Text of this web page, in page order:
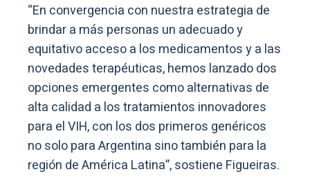
“En convergencia con nuestra estrategia de
brindar a más personas un adecuado y
equitativo acceso a los medicamentos y a las
novedades terapéuticas, hemos lanzado dos
opciones emergentes como alternativas de
alta calidad a los tratamientos innovadores
para el VIH, con los dos primeros genéricos
no solo para Argentina sino también para la
región de América Latina”, sostiene Figueiras.